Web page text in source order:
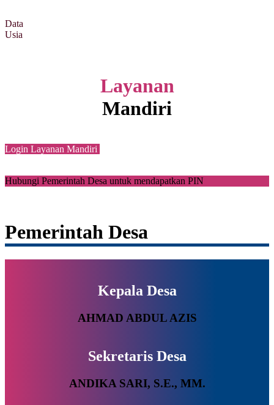
Data
Usia
Layanan
Mandiri
Login Layanan Mandiri
Hubungi Pemerintah Desa untuk mendapatkan PIN
Pemerintah Desa
Kepala Desa
AHMAD ABDUL AZIS
Sekretaris Desa
ANDIKA SARI, S.E., MM.